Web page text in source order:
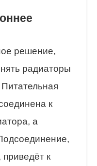
решение,
радиаторы
Питательная
к
а
к